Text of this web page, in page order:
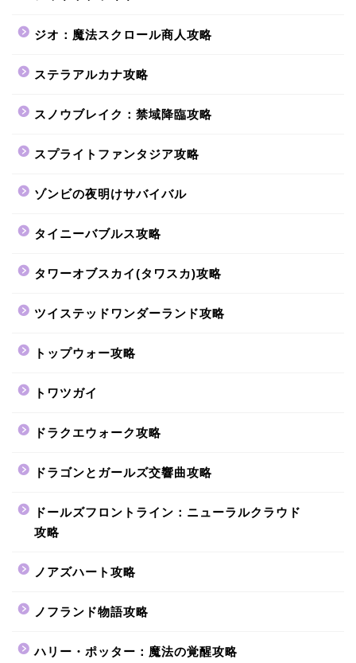
ジオ：魔法スクロール商人攻略
ステラアルカナ攻略
スノウブレイク：禁域降臨攻略
スプライトファンタジア攻略
ゾンビの夜明けサバイバル
タイニーバブルス攻略
タワーオブスカイ(タワスカ)攻略
ツイステッドワンダーランド攻略
トップウォー攻略
トワツガイ
ドラクエウォーク攻略
ドラゴンとガールズ交響曲攻略
ドールズフロントライン：ニューラルクラウド
攻略
ノアズハート攻略
ノフランド物語攻略
ハリー・ポッター：魔法の覚醒攻略